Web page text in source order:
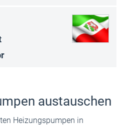
austauschen
Heizungspumpen in